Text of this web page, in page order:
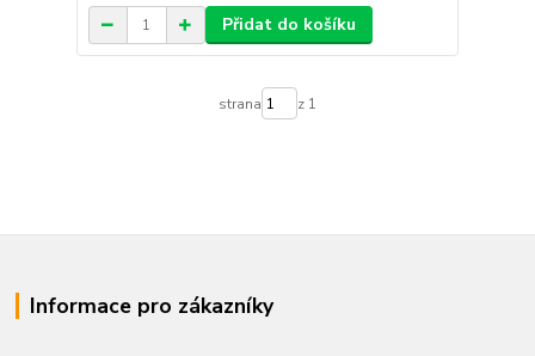
Přidat do košíku
strana z 1
Informace pro zákazníky